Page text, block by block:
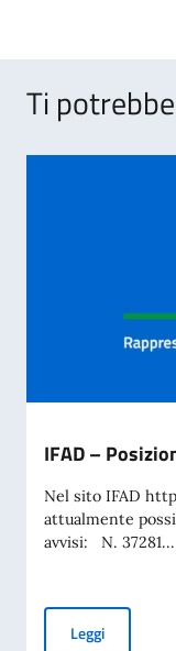
Ti
IFAD –
Nel sito IFAD
attualmente
avvisi: N. 37281...
LeggiIFAD –